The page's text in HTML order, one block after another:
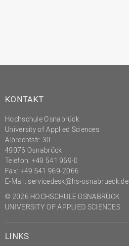
KONTAKT
Hochschule Osnabrück
University of Applied Sciences
Albrechtstr. 30
49076 Osnabrück
Telefon: +49 541 969-0
Fax: +49 541 969-2066
E-Mail: servicedesk@hs-osnabrueck.de
© 2026 HOCHSCHULE OSNABRÜCK
UNIVERSITY OF APPLIED SCIENCES
LINKS